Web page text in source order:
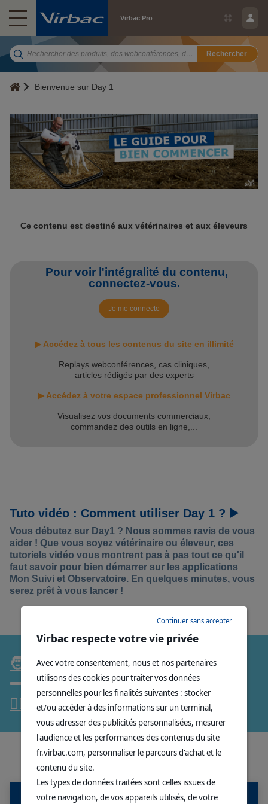
Virbac Pro
Rechercher
Bienvenue sur Day 1
Ce contenu est destiné aux vétérinaires et aux éleveurs
Pour voir l'intégralité du contenu,
connectez-vous.
Je me connecte
▶ Accédez à tous les contenus du site en illimité
Replays webconférences, cas cliniques,
articles rédigés par des experts
▶ Accédez à votre espace professionnel Virbac
Visualisez vos documents commerciaux,
commandez des outils en ligne,...
Tuto vidéo : Comment utiliser Day 1 ? ▶️
Vous débutez sur Day1 ? Nous sommes ravis de vous
aider ! Que vous soyez vétérinaire ou éleveur, ces
tutoriels vidéo vous montrent pas à pas tout ce qu'il
faut savoir pour bien démarrer sur les applications
Mon Suivi et Observatoire. En quelques minutes, vous
serez prêt à vous lancer !
🧑 JE SUIS ELEVEUR.SE→
👩🏻‍⚕️JE SUIS VETERINAIRE
VOIR AUSSI...
Virbac respecte votre vie privée
Avec votre consentement, nous et nos partenaires
utilisons des cookies pour traiter vos données
personnelles pour les finalités suivantes : stocker
et/ou accéder à des informations sur un terminal,
vous adresser des publicités personnalisées, mesurer
l'audience et les performances des contenus du site
fr.virbac.com, personnaliser le parcours d'achat et le
contenu du site.
Les types de données traitées sont celles issues de
votre navigation, de vos appareils utilisés, de votre
Continuer sans accepter